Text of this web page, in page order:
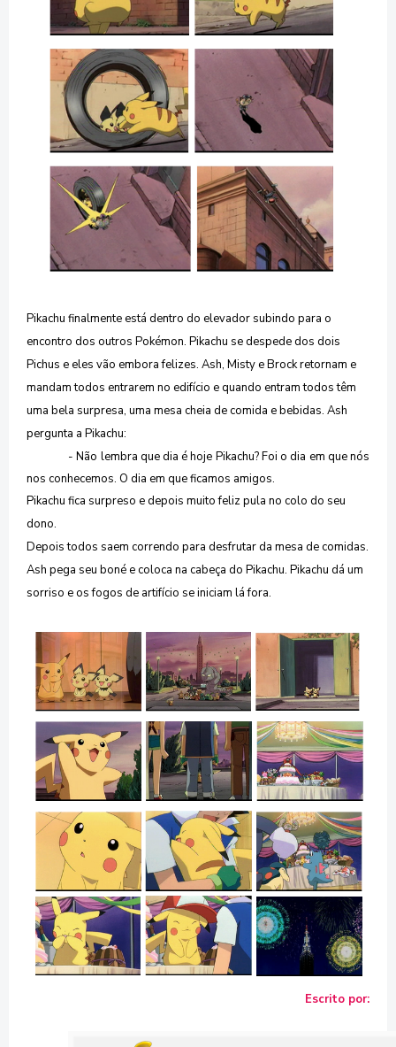
Pikachu finalmente está dentro do elevador subindo para o
encontro dos outros Pokémon. Pikachu se despede dos dois
Pichus e eles vão embora felizes. Ash, Misty e Brock retornam e
mandam todos entrarem no edifício e quando entram todos têm
uma bela surpresa, uma mesa cheia de comida e bebidas. Ash
pergunta a Pikachu:
- Não lembra que dia é hoje Pikachu? Foi o dia em que nós
nos conhecemos. O dia em que ficamos amigos.
Pikachu fica surpreso e depois muito feliz pula no colo do seu
dono.
Depois todos saem correndo para desfrutar da mesa de comidas.
Ash pega seu boné e coloca na cabeça do Pikachu. Pikachu dá um
sorriso e os fogos de artifício se iniciam lá fora.
Escrito por: